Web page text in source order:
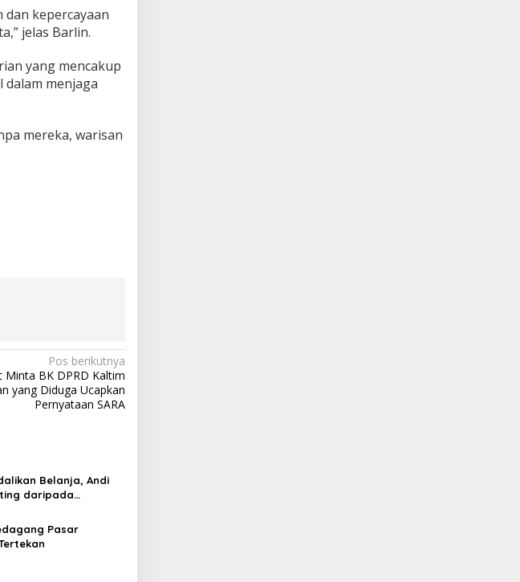
kepercayaan
jelas Barlin.
yang mencakup
menjaga
mereka, warisan
Pos berikutnya
Minta BK DPRD Kaltim
yang Diduga Ucapkan
Pernyataan SARA
Belanja, Andi
daripada
Pasar